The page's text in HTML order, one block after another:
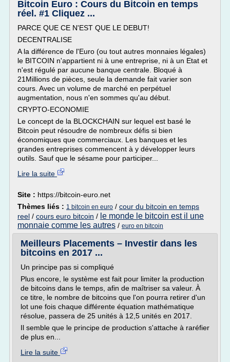
Bitcoin Euro : Cours du Bitcoin en temps
réel. #1 Cliquez ...
PARCE QUE CE N'EST QUE LE DEBUT!
DECENTRALISE
A la différence de l'Euro (ou tout autres monnaies légales)
le BITCOIN n'appartient ni à une entreprise, ni à un Etat et
n'est régulé par aucune banque centrale. Bloqué à
21Millions de pièces, seule la demande fait varier son
cours. Avec un volume de marché en perpétuel
augmentation, nous n'en sommes qu'au début.
CRYPTO-ECONOMIE
Le concept de la BLOCKCHAIN sur lequel est basé le
Bitcoin peut résoudre de nombreux défis si bien
économiques que commerciaux. Les banques et les
grandes entreprises commencent à y développer leurs
outils. Sauf que le sésame pour participer...
Lire la suite
Site : https://bitcoin-euro.net
Thèmes liés : 1 bitcoin en euro / cour du bitcoin en temps
reel / cours euro bitcoin / le monde le bitcoin est il une
monnaie comme les autres / euro en bitcoin
Meilleurs Placements – Investir dans les
bitcoins en 2017 ...
Un principe pas si compliqué
Plus encore, le système est fait pour limiter la production
de bitcoins dans le temps, afin de maîtriser sa valeur. À
ce titre, le nombre de bitcoins que l'on pourra retirer d'un
lot une fois chaque différente équation mathématique
résolue, passera de 25 unités à 12,5 unités en 2017.
Il semble que le principe de production s'attache à raréfier
de plus en...
Lire la suite